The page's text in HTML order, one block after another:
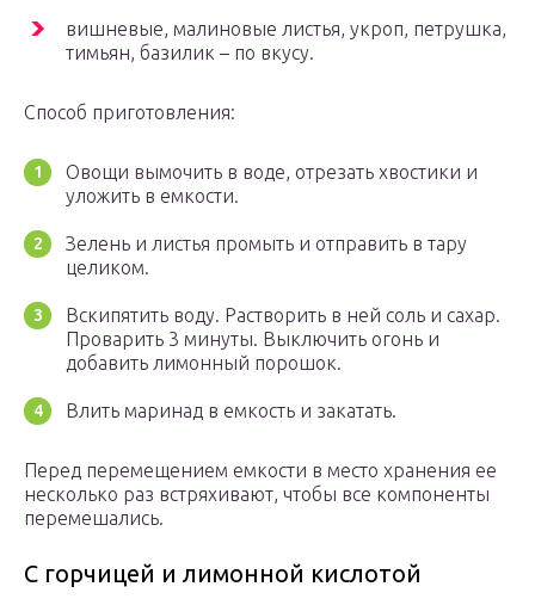
вишневые, малиновые листья, укроп, петрушка,
тимьян, базилик – по вкусу.
Способ приготовления:
Овощи вымочить в воде, отрезать хвостики и
уложить в емкости.
Зелень и листья промыть и отправить в тару
целиком.
Вскипятить воду. Растворить в ней соль и сахар.
Проварить 3 минуты. Выключить огонь и
добавить лимонный порошок.
Влить маринад в емкость и закатать.
Перед перемещением емкости в место хранения ее
несколько раз встряхивают, чтобы все компоненты
перемешались.
С горчицей и лимонной кислотой